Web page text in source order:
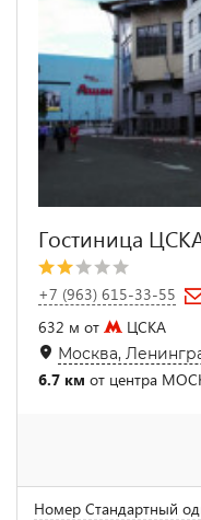
Гостиница
+7 (963) 615-33-55
632 м от
ЦСКА
Москва,
6.7 км от центра
Номер Стандартный